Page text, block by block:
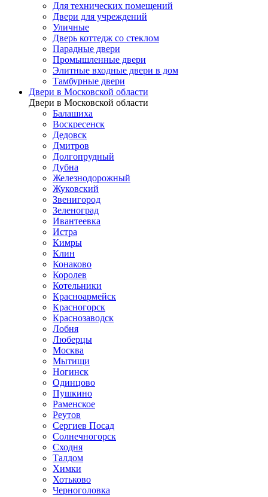
Для технических помещений
Двери для учреждений
Уличные
Дверь коттедж со стеклом
Парадные двери
Промышленные двери
Элитные входные двери в дом
Тамбурные двери
Двери в Московской области
Двери в Московской области
Балашиха
Воскресенск
Дедовск
Дмитров
Долгопрудный
Дубна
Железнодорожный
Жуковский
Звенигород
Зеленоград
Ивантеевка
Истра
Кимры
Клин
Конаково
Королев
Котельники
Красноармейск
Красногорск
Краснозаводск
Лобня
Люберцы
Москва
Мытищи
Ногинск
Одинцово
Пушкино
Раменское
Реутов
Сергиев Посад
Солнечногорск
Сходня
Талдом
Химки
Хотьково
Черноголовка